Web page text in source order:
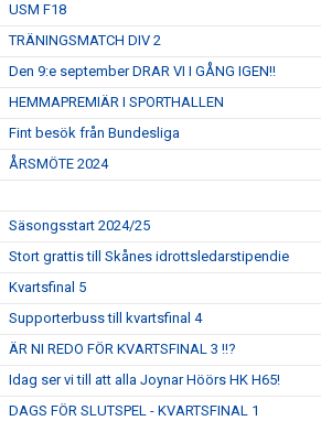
USM F18
TRÄNINGSMATCH DIV 2
Den 9:e september DRAR VI I GÅNG IGEN!!
HEMMAPREMIÄR I SPORTHALLEN
Fint besök från Bundesliga
ÅRSMÖTE 2024
Säsongsstart 2024/25
Stort grattis till Skånes idrottsledarstipendie
Kvartsfinal 5
Supporterbuss till kvartsfinal 4
ÄR NI REDO FÖR KVARTSFINAL 3 !!?
Idag ser vi till att alla Joynar Höörs HK H65!
DAGS FÖR SLUTSPEL - KVARTSFINAL 1